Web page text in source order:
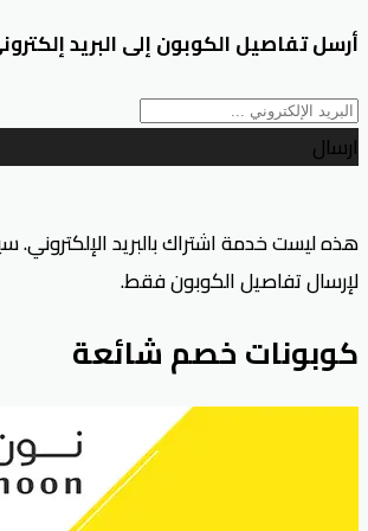
أرسل تفاصيل الكوبون إلى البريد
ارسال
هذه ليست خدمة اشتراك بالبريد الإلكتروني.
لإرسال تفاصيل الكوبون فقط.
كوبونات خصم شائعة